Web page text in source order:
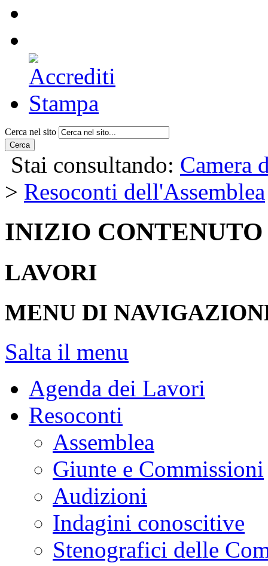
Cerca nel sito
Cerca
Stai consultando: Camera
> Resoconti dell'Assemblea
INIZIO CONTENUTO
LAVORI
MENU DI
Salta il menu
Agenda dei Lavori
Resoconti
Assemblea
Giunte e Commissioni
Audizioni
Indagini conoscitive
Stenografici delle